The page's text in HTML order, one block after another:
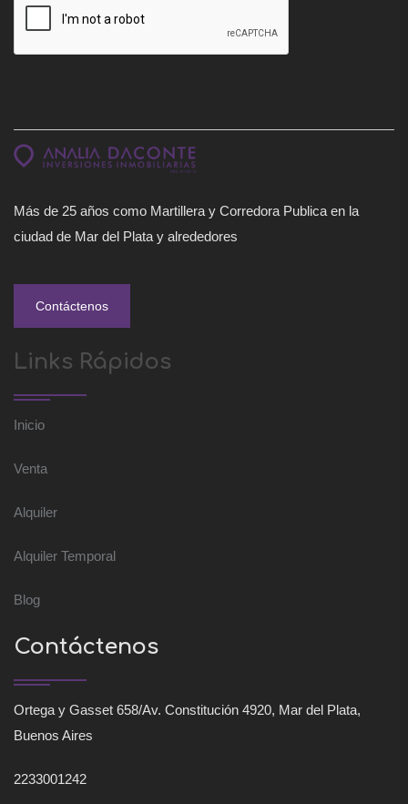
Más de 25 años como Martillera y Corredora Publica en la
ciudad de Mar del Plata y alrededores
Contáctenos
Links Rápidos
Inicio
Venta
Alquiler
Alquiler Temporal
Blog
Contáctenos
Ortega y Gasset 658/Av. Constitución 4920, Mar del Plata,
Buenos Aires
2233001242